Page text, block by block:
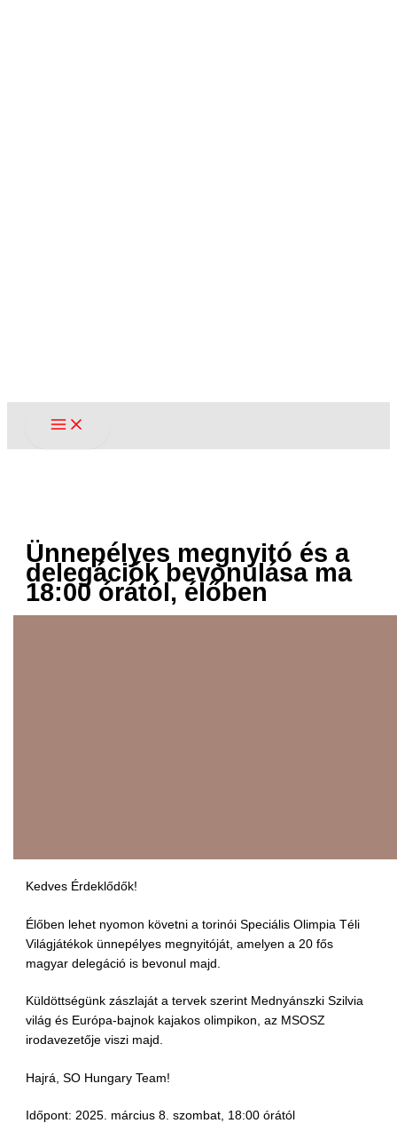
Ünnepélyes megnyitó és a
delegációk bevonulása ma
18:00 órától, élőben
Kedves Érdeklődők!
Élőben lehet nyomon követni a torinói Speciális Olimpia Téli
Világjátékok ünnepélyes megnyitóját, amelyen a 20 fős
magyar delegáció is bevonul majd.
Küldöttségünk zászlaját a tervek szerint Mednyánszki Szilvia
világ és Európa-bajnok kajakos olimpikon, az MSOSZ
irodavezetője viszi majd.
Hajrá, SO Hungary Team!
Időpont: 2025. március 8. szombat, 18:00 órától